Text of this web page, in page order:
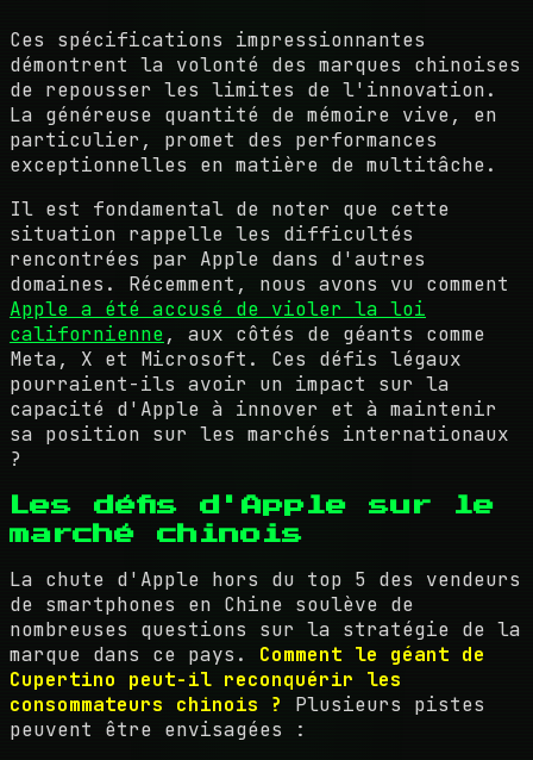
Ces spécifications impressionnantes
démontrent la volonté des marques chinoises
de repousser les limites de l'innovation.
La généreuse quantité de mémoire vive, en
particulier, promet des performances
exceptionnelles en matière de multitâche.
Il est fondamental de noter que cette
situation rappelle les difficultés
rencontrées par Apple dans d'autres
domaines. Récemment, nous avons vu comment
Apple a été accusé de violer la loi
californienne, aux côtés de géants comme
Meta, X et Microsoft. Ces défis légaux
pourraient-ils avoir un impact sur la
capacité d'Apple à innover et à maintenir
sa position sur les marchés internationaux
?
Les défis d'Apple sur le
marché chinois
La chute d'Apple hors du top 5 des vendeurs
de smartphones en Chine soulève de
nombreuses questions sur la stratégie de la
marque dans ce pays. Comment le géant de
Cupertino peut-il reconquérir les
consommateurs chinois ?
Plusieurs pistes
peuvent être envisagées :